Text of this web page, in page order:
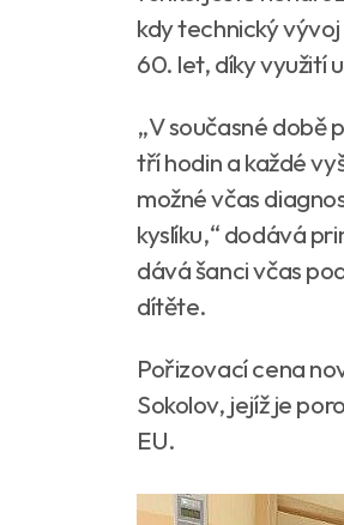
kdy technický
60. let, díky využití
„V současné době
tří hodin a každé
možné včas
kyslíku,“ dodává
dává šanci včas
dítěte.
Pořizovací cena
Sokolov, jejíž je
EU.